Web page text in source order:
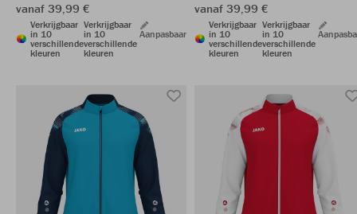
vanaf 39,99 €
Verkrijgbaar
in 10
verschillende
kleuren
Verkrijgbaar
in 10
verschillende
kleuren
Aanpasbaar
vanaf 39,99 €
Verkrijgbaar
in 10
verschillende
kleuren
Verkrijgbaar
in 10
verschillende
kleuren